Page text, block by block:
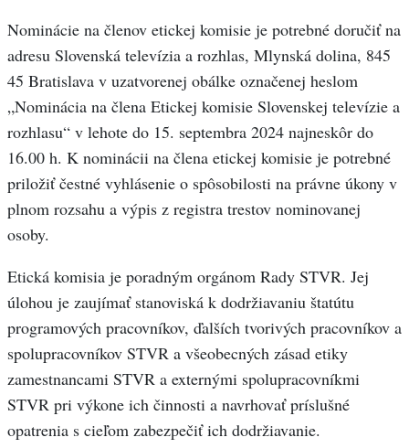
Nominácie na členov etickej komisie je potrebné doručiť na
adresu Slovenská televízia a rozhlas, Mlynská dolina, 845
45 Bratislava v uzatvorenej obálke označenej heslom
„Nominácia na člena Etickej komisie Slovenskej televízie a
rozhlasu“ v lehote do 15. septembra 2024 najneskôr do
16.00 h. K nominácii na člena etickej komisie je potrebné
priložiť čestné vyhlásenie o spôsobilosti na právne úkony v
plnom rozsahu a výpis z registra trestov nominovanej
osoby.
Etická komisia je poradným orgánom Rady STVR. Jej
úlohou je zaujímať stanoviská k dodržiavaniu štatútu
programových pracovníkov, ďalších tvorivých pracovníkov a
spolupracovníkov STVR a všeobecných zásad etiky
zamestnancami STVR a externými spolupracovníkmi
STVR pri výkone ich činnosti a navrhovať príslušné
opatrenia s cieľom zabezpečiť ich dodržiavanie.